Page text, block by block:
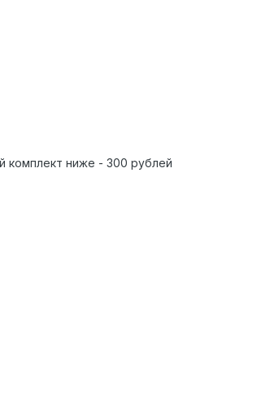
комплект ниже - 300 рублей